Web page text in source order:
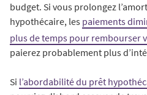
budget. Si vous prolongez
hypothécaire, les paiements
plus de temps pour rembourser
paierez probablement plus
Si l’abordabilité du prêt